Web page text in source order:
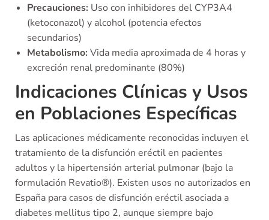
Precauciones: Uso con inhibidores del CYP3A4
(ketoconazol) y alcohol (potencia efectos
secundarios)
Metabolismo: Vida media aproximada de 4 horas y
excreción renal predominante (80%)
Indicaciones Clínicas y Usos
en Poblaciones Específicas
Las aplicaciones médicamente reconocidas incluyen el
tratamiento de la disfunción eréctil en pacientes
adultos y la hipertensión arterial pulmonar (bajo la
formulación Revatio®). Existen usos no autorizados en
España para casos de disfunción eréctil asociada a
diabetes mellitus tipo 2, aunque siempre bajo